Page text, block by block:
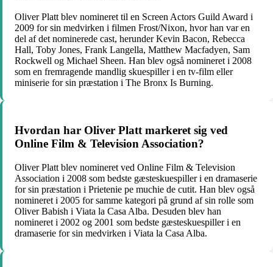
Oliver Platt blev nomineret til en Screen Actors Guild Award i
2009 for sin medvirken i filmen Frost/Nixon, hvor han var en
del af det nominerede cast, herunder Kevin Bacon, Rebecca
Hall, Toby Jones, Frank Langella, Matthew Macfadyen, Sam
Rockwell og Michael Sheen. Han blev også nomineret i 2008
som en fremragende mandlig skuespiller i en tv-film eller
miniserie for sin præstation i The Bronx Is Burning.
Hvordan har Oliver Platt markeret sig ved
Online Film & Television Association?
Oliver Platt blev nomineret ved Online Film & Television
Association i 2008 som bedste gæsteskuespiller i en dramaserie
for sin præstation i Prietenie pe muchie de cutit. Han blev også
nomineret i 2005 for samme kategori på grund af sin rolle som
Oliver Babish i Viata la Casa Alba. Desuden blev han
nomineret i 2002 og 2001 som bedste gæsteskuespiller i en
dramaserie for sin medvirken i Viata la Casa Alba.